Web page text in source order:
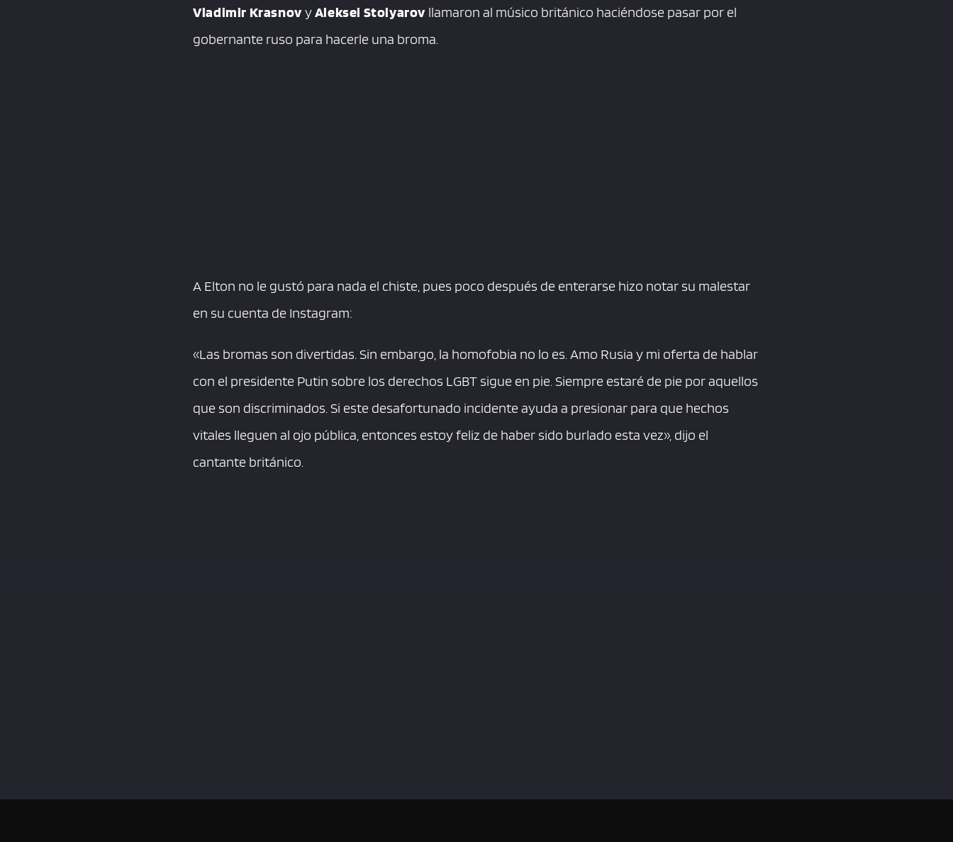
Vladimir Krasnov yAleksei Stolyarov llamaron al músico británico haciéndose pasar por el
gobernante ruso para hacerle una broma.
A Elton no le gustó para nada el chiste, pues poco después de enterarse hizo notar su malestar
en su cuenta de Instagram:
«Las bromas son divertidas. Sin embargo, la homofobia no lo es. Amo Rusia y mi oferta de hablar
con el presidente Putin sobre los derechos LGBT sigue en pie. Siempre estaré de pie por aquellos
que son discriminados. Si este desafortunado incidente ayuda a presionar para que hechos
vitales lleguen al ojo pública, entonces estoy feliz de haber sido burlado esta vez», dijo el
cantante británico.